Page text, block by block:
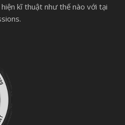
kĩ thuật như thế nào với tại